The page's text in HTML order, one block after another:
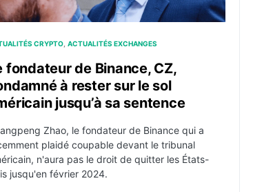
CRYPTO ACTUALITÉS EXCHANGES
fondateur de Binance, CZ,
à rester sur le sol
jusqu’à sa sentence
Zhao, le fondateur de Binance qui a
plaidé coupable devant le tribunal
n'aura pas le droit de quitter les États-
jusqu'en février 2024.